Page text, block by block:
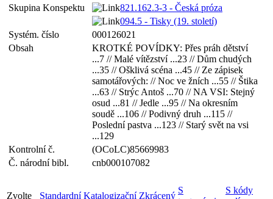
Skupina Konspektu
821.162.3-3 - Česká próza
094.5 - Tisky (19. století)
Systém. číslo
000126021
Obsah
KROTKÉ POVÍDKY: Přes práh dětství
...7 // Malé vítězství ...23 // Dům chudých
...35 // Ošklivá scéna ...45 // Ze zápisek
samotářových: // Noc ve žních ...55 // Štika
...63 // Strýc Antoš ...70 // NA VSI: Stejný
osud ...81 // Jedle ...95 // Na okresním
soudě ...106 // Podivný druh ...115 //
Poslední pastva ...123 // Starý svět na vsi
...129
Kontrolní č.
(OCoLC)85669983
Č. národní bibl.
cnb000107082
Zvolte Standardní Katalogizační Zkrácený
S
S kódy